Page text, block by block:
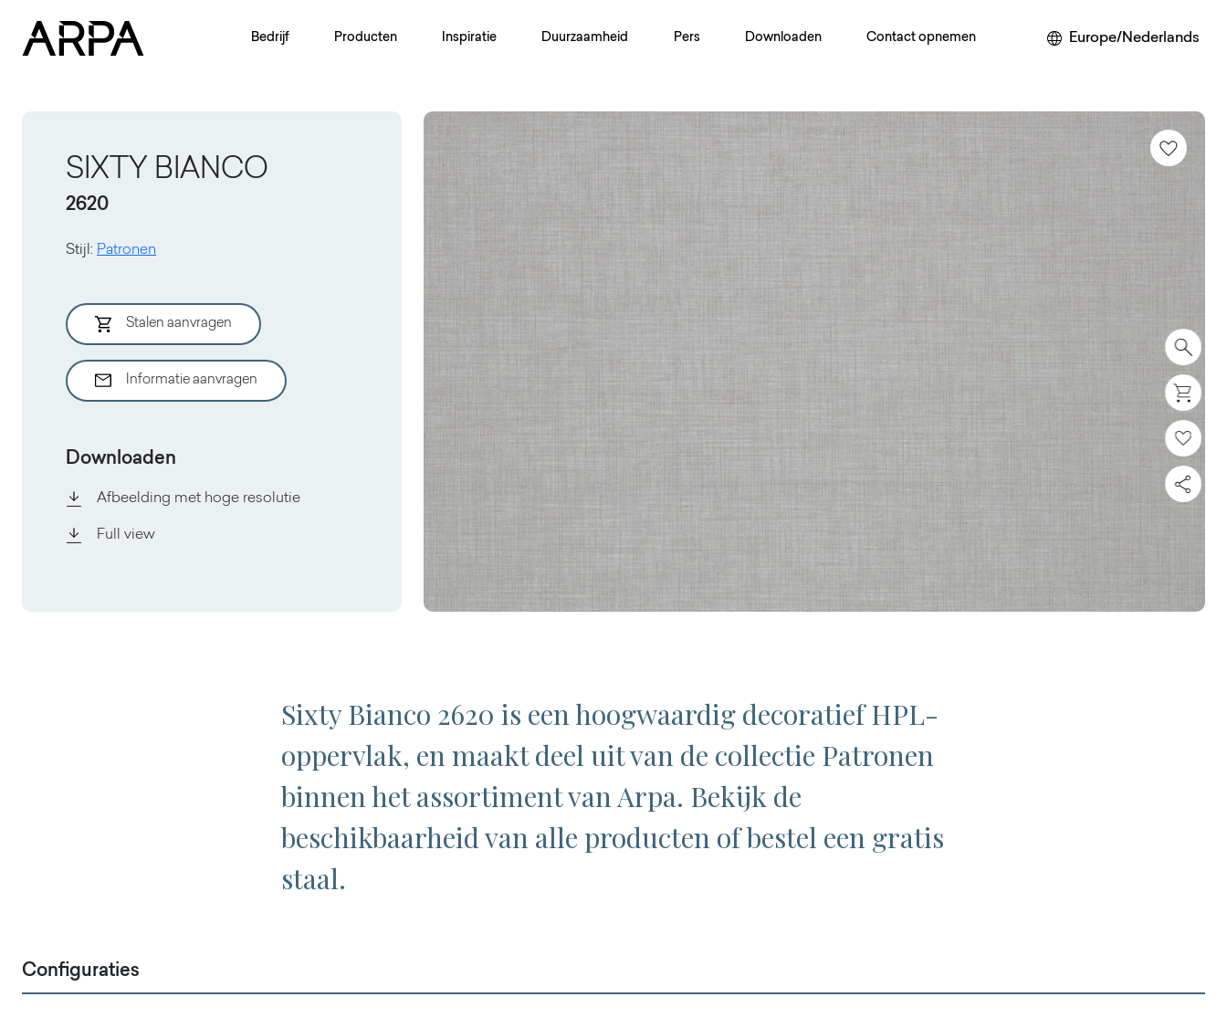
Bedrijf Producten Inspiratie Duurzaamheid Pers Downloaden Contact opnemen Europe/Nederlands
SIXTY BIANCO
2620
Stijl : Patronen
Stalen aanvragen
Informatie aanvragen
Downloaden
Afbeelding met hoge resolutie
Full view
Sixty Bianco 2620 is een hoogwaardig decoratief HPL-
oppervlak, en maakt deel uit van de collectie Patronen
binnen het assortiment van Arpa. Bekijk de
beschikbaarheid van alle producten of bestel een gratis
staal.
Configuraties